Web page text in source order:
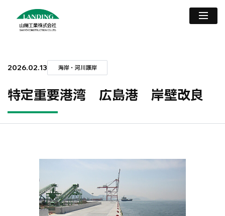
2026.02.13 海岸・河川護岸
特定重要港湾 広島港 岸壁改良